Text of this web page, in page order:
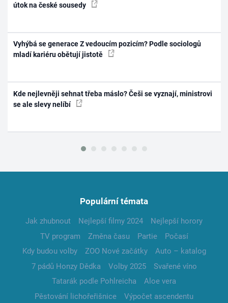
útok na české sousedy
Vyhýbá se generace Z vedoucím pozicím? Podle sociologů
mladí kariéru obětují jistotě
Kde nejlevněji sehnat třeba máslo? Češi se vyznají, ministrovi
se ale slevy nelíbí
Populární témata
Jak zhubnout Nejlepší filmy 2024
Nejlepší horory
TV program
Změna času Partie
Počasí
Kdy budou volby
ZOO Nové začátky
Auto – katalog
7 pádů Honzy Dědka
Volby 2025
Svařené víno
Tatarák podle Pohlreicha
Aloe vera
Pěstování lichořeřišnice
Výpočet ascendentu